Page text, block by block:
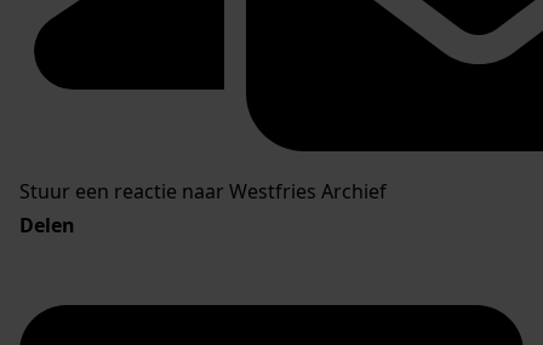
Stuur een reactie naar Westfries Archief
Delen